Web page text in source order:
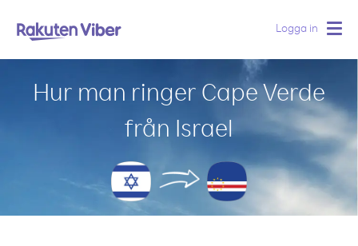
Logga in
Hur man ringer Cape Verde
från Israel